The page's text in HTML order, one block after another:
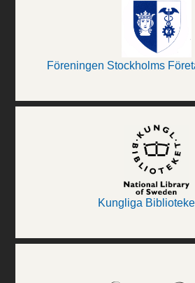
Föreningen Stockholms
Kungliga